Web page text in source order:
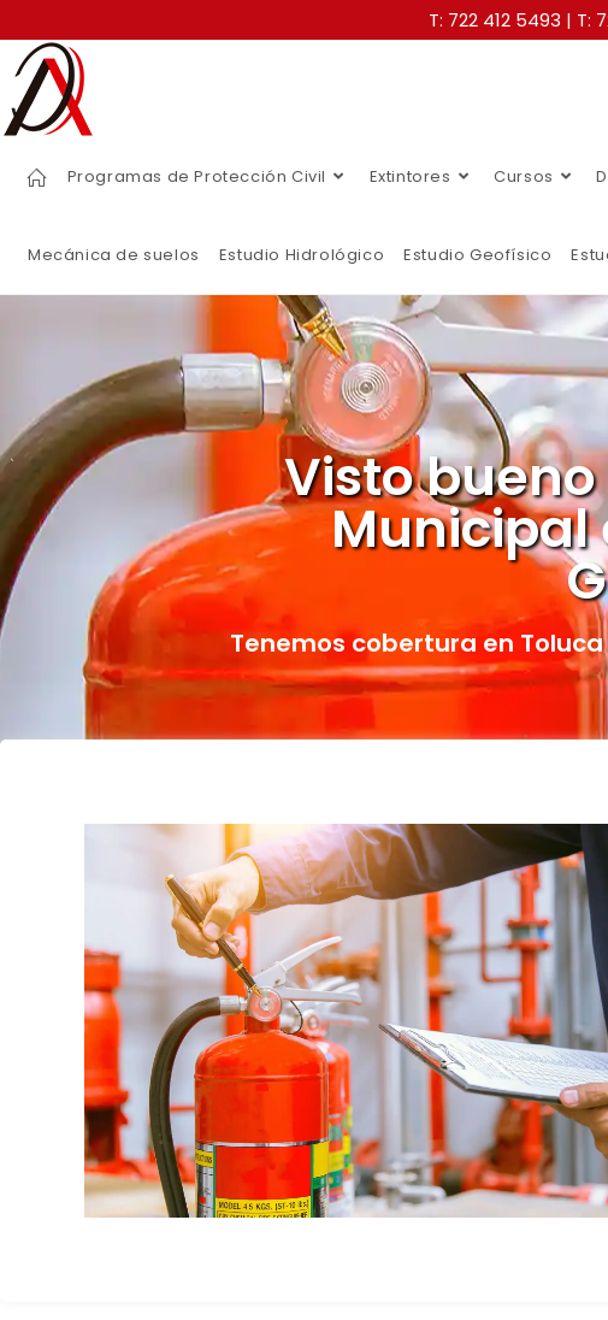
T: 722 412 5493 | T:
Programas de Protección Civil Extintores Cursos
Mecánica de suelos Estudio Hidrológico Estudio Geofísico
Visto
Municipal
Tenemos cobertura en